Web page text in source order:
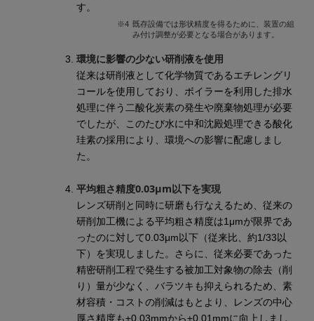
す。
※4 既存設備では形状精度を得るために、装置の組
み付け調整が必要となる場合があります。
環境に影響の少ない研削液を使用
従来は研削液として化学物質であるエチレングリ
コールを使用しており、ボイラーを利用した排水
処理に伴う二酸化炭素の発生や廃棄物処理が必要
でしたが、このたび水に中和沈殿処理できる酸化
珪素の採用により、環境への影響に配慮しまし
た。
平均粗さ精度0.03μm以下を実現
レンズ研削と同時に研磨も行なえるため、従来の
研削加工機による平均粗さ精度は1μmが限界であ
ったのに対して0.03μm以下（従来比、約1/33以
下）を実現しました。さらに、従来必要であった
精密研削工程で発生する被加工対象物の除去（削
り）量が少なく、バラツキも抑えられるため、素
材容積・コストの削減はもとより、レンズの中心
厚さ精度も±0.03mmから±0.01mmに向上しまし